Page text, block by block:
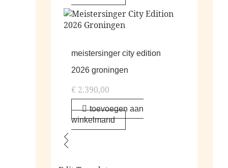
meistersinger city edition
2026 groningen
€ 2.390,00
toevoegen aan
winkelmand